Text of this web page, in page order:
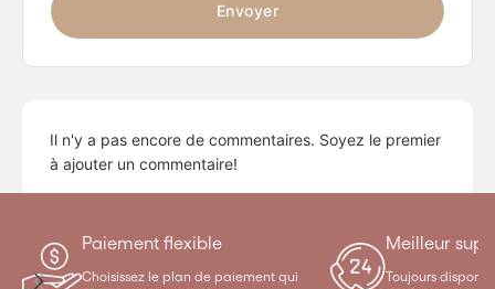
Envoyer
Il n'y a pas encore de commentaires. Soyez le premier
à ajouter un commentaire!
Paiement flexible
Choisissez le plan de paiement qui
Meilleur
Toujours